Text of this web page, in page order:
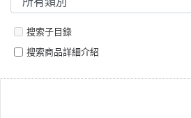
搜索子目錄
搜索商品詳細介紹